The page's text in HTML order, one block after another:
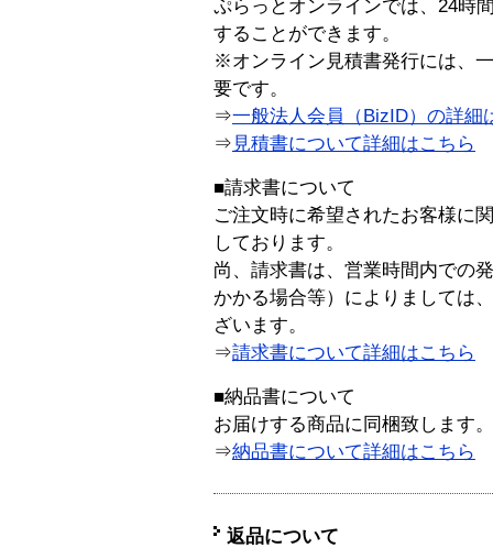
ぷらっとオンラインでは、24時
することができます。
※オンライン見積書発行には、
要です。
⇒一般法人会員（BizID）の詳細
⇒ 見積書について詳細はこちら
■請求書について
ご注文時に希望されたお客様に
しております。
尚、請求書は、営業時間内での
かかる場合等）によりましては
ざいます。
⇒請求書について詳細はこちら
■納品書について
お届けする商品に同梱致します。
⇒納品書について詳細はこちら
返品について